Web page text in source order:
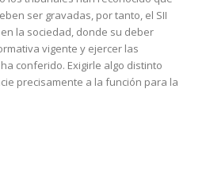
ser gravadas, por tanto, el SII
la sociedad, donde su deber
vigente y ejercer las
conferido. Exigirle algo distinto
precisamente a la función para la